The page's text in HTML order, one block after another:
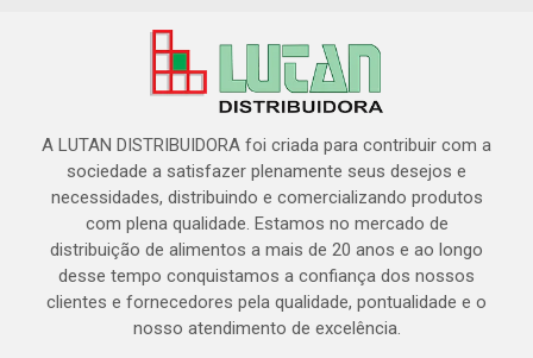
A LUTAN DISTRIBUIDORA foi criada para contribuir com a
sociedade a satisfazer plenamente seus desejos e
necessidades, distribuindo e comercializando produtos
com plena qualidade. Estamos no mercado de
distribuição de alimentos a mais de 20 anos e ao longo
desse tempo conquistamos a confiança dos nossos
clientes e fornecedores pela qualidade, pontualidade e o
nosso atendimento de excelência.